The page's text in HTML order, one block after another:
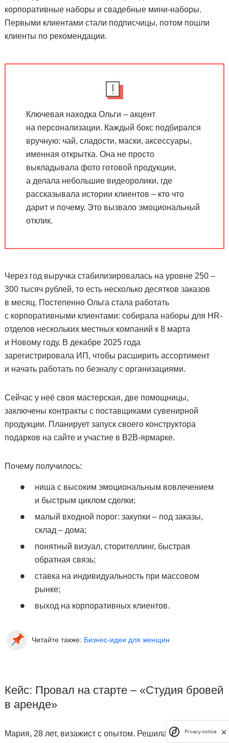
корпоративные наборы и свадебные мини-наборы.
Первыми клиентами стали подписчицы, потом пошли
клиенты по рекомендации.
Ключевая находка Ольги – акцент
на персонализации. Каждый бокс подбирался
вручную: чай, сладости, маски, аксессуары,
именная открытка. Она не просто
выкладывала фото готовой продукции,
а делала небольшие видеоролики, где
рассказывала истории клиентов – кто что
дарит и почему. Это вызвало эмоциональный
отклик.
Через год выручка стабилизировалась на уровне 250 –
300 тысяч рублей, то есть несколько десятков заказов
в месяц. Постепенно Ольга стала работать
с корпоративными клиентами: собирала наборы для HR-
отделов нескольких местных компаний к 8 марта
и Новому году. В декабре 2025 года
зарегистрировала ИП, чтобы расширить ассортимент
и начать работать по безналу с организациями.
Сейчас у неё своя мастерская, две помощницы,
заключены контракты с поставщиками сувенирной
продукции. Планирует запуск своего конструктора
подарков на сайте и участие в B2B-ярмарке.
Почему получилось:
ниша с высоким эмоциональным вовлечением
и быстрым циклом сделки;
малый входной порог: закупки – под заказы,
склад – дома;
понятный визуал, сторителлинг, быстрая
обратная связь;
ставка на индивидуальность при массовом
рынке;
выход на корпоративных клиентов.
Читайте также: Бизнес-идеи для женщин
Кейс: Провал на старте – «Студия бровей
в аренде»
Мария, 28 лет, визажист с опытом. Решила открыть свою
Privacy notice